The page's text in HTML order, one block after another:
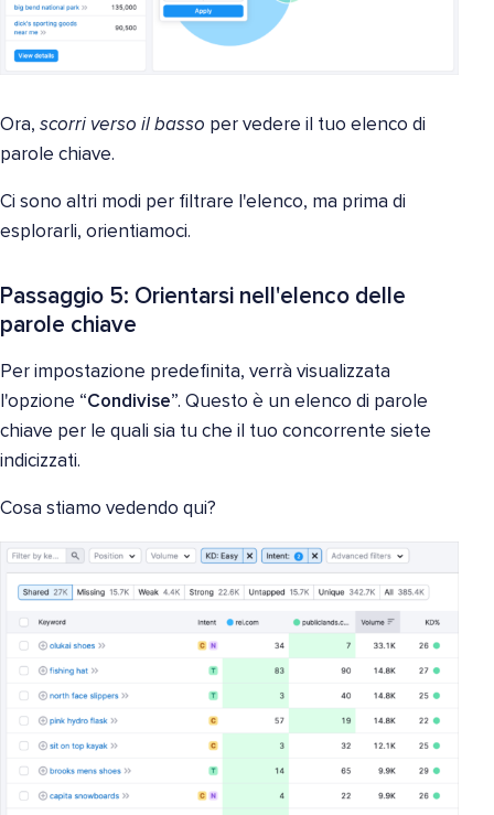
Ora, scorri verso il basso per vedere il tuo elenco di
parole chiave.
Ci sono altri modi per filtrare l'elenco, ma prima di
esplorarli, orientiamoci.
Passaggio 5: Orientarsi nell'elenco delle
parole chiave
Per impostazione predefinita, verrà visualizzata
l'opzione “Condivise”. Questo è un elenco di parole
chiave per le quali sia tu che il tuo concorrente siete
indicizzati.
Cosa stiamo vedendo qui?